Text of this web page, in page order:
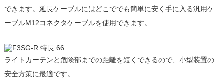
できます。延長ケーブルにはどこででも簡単に安く手に入る汎用ケ
ーブルM12コネクタケーブルを使用できます。
ライトカーテンと危険部までの距離を短くできるので、小型装置の
安全方策に最適です。